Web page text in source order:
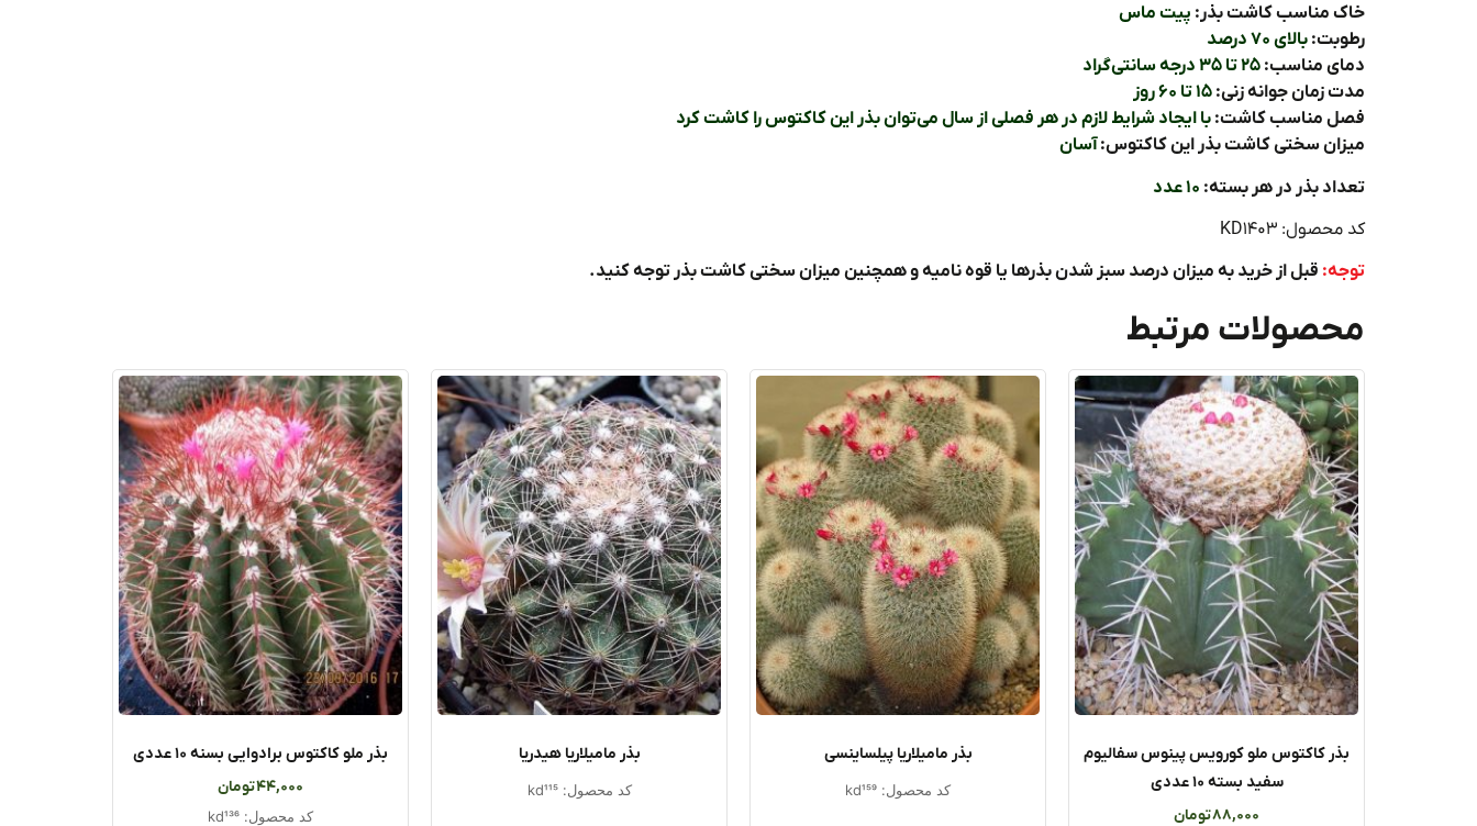
خاک مناسب کاشت بذر: پیت ماس
رطوبت: بالای ۷۰ درصد
دمای مناسب: ۲۵ تا ۳۵ درجه سانتی‌گراد
مدت زمان جوانه زنی: ۱۵ تا ۶۰ روز
فصل مناسب کاشت: با ایجاد شرایط لازم در هر فصلی از سال می‌توان بذر این کاکتوس را کاشت کرد
میزان سختی کاشت بذر این کاکتوس:آسان
تعداد بذر در هر بسته: ۱۰ عدد
کد محصول: KD1403
توجه: قبل از خرید به میزان درصد سبز شدن بذرها یا قوه نامیه و همچنین میزان سختی کاشت بذر توجه کنید.
محصولات مرتبط
بذر کاکتوس ملو کورویس پینوس سفالیوم
سفید بسته ۱۰ عددی
88,000تومان
بذر مامیلاریا پیلساینسی
کد محصول: kd159
بذر مامیلاریا هیدریا
کد محصول: kd115
بذر ملو کاکتوس برادوایی بسنه ۱۰ عددی
44,000تومان
کد محصول: kd136